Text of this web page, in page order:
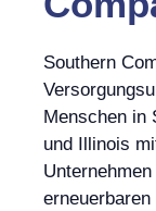
Southern
Menschen in
und Illinois